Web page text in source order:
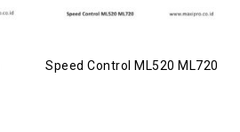
Speed Control ML520 ML720